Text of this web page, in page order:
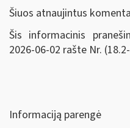
Šiuos atnaujintus
Šis informacinis
2026-06-02 rašte Nr.
Informaciją parengė